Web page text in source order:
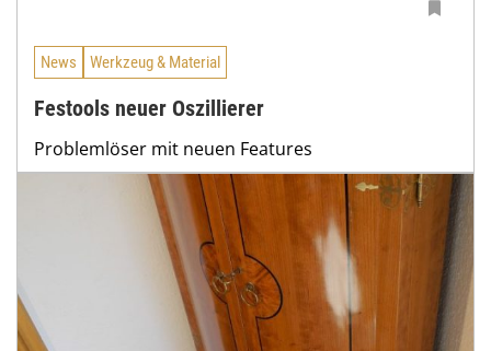
News Werkzeug & Material
Festools neuer Oszillierer
Problemlöser mit neuen Features